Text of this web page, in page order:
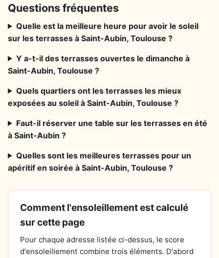
Questions fréquentes
Quelle est la meilleure heure pour avoir le soleil
sur les terrasses à Saint-Aubin, Toulouse ?
Y a-t-il des terrasses ouvertes le dimanche à
Saint-Aubin, Toulouse ?
Quels quartiers ont les terrasses les mieux
exposées au soleil à Saint-Aubin, Toulouse ?
Faut-il réserver une table sur les terrasses en été
à Saint-Aubin ?
Quelles sont les meilleures terrasses pour un
apéritif en soirée à Saint-Aubin, Toulouse ?
Comment l'ensoleillement est calculé
sur cette page
Pour chaque adresse listée ci-dessus, le score
d'ensoleillement combine trois éléments. D'abord